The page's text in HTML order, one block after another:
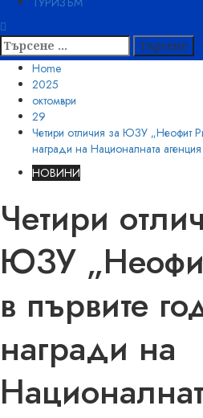
Търсене
за:
Home
2025
октомври
29
Четири отличия за ЮЗУ „Неофит
награди на Националната
НОВИНИ
Четири
ЮЗУ
в първите
награди на